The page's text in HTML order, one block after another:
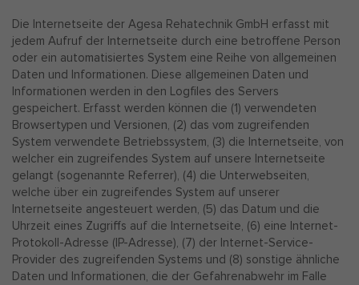
Die Internetseite der Agesa Rehatechnik GmbH erfasst mit
jedem Aufruf der Internetseite durch eine betroffene Person
oder ein automatisiertes System eine Reihe von allgemeinen
Daten und Informationen. Diese allgemeinen Daten und
Informationen werden in den Logfiles des Servers
gespeichert. Erfasst werden können die (1) verwendeten
Browsertypen und Versionen, (2) das vom zugreifenden
System verwendete Betriebssystem, (3) die Internetseite, von
welcher ein zugreifendes System auf unsere Internetseite
gelangt (sogenannte Referrer), (4) die Unterwebseiten,
welche über ein zugreifendes System auf unserer
Internetseite angesteuert werden, (5) das Datum und die
Uhrzeit eines Zugriffs auf die Internetseite, (6) eine Internet-
Protokoll-Adresse (IP-Adresse), (7) der Internet-Service-
Provider des zugreifenden Systems und (8) sonstige ähnliche
Daten und Informationen, die der Gefahrenabwehr im Falle